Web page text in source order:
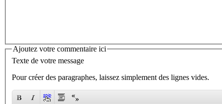
Ajoutez votre commentaire ici
Texte de votre message
Pour créer des paragraphes, laissez simplement des lignes vides.